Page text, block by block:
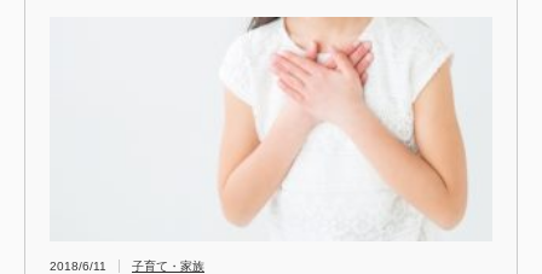
2018/6/11 子育て・家族